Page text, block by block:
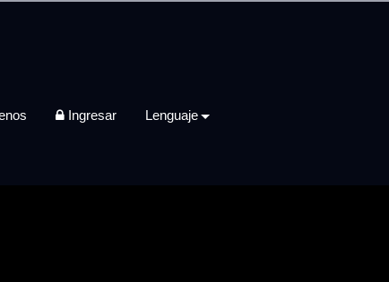
Ingresar Lenguaje